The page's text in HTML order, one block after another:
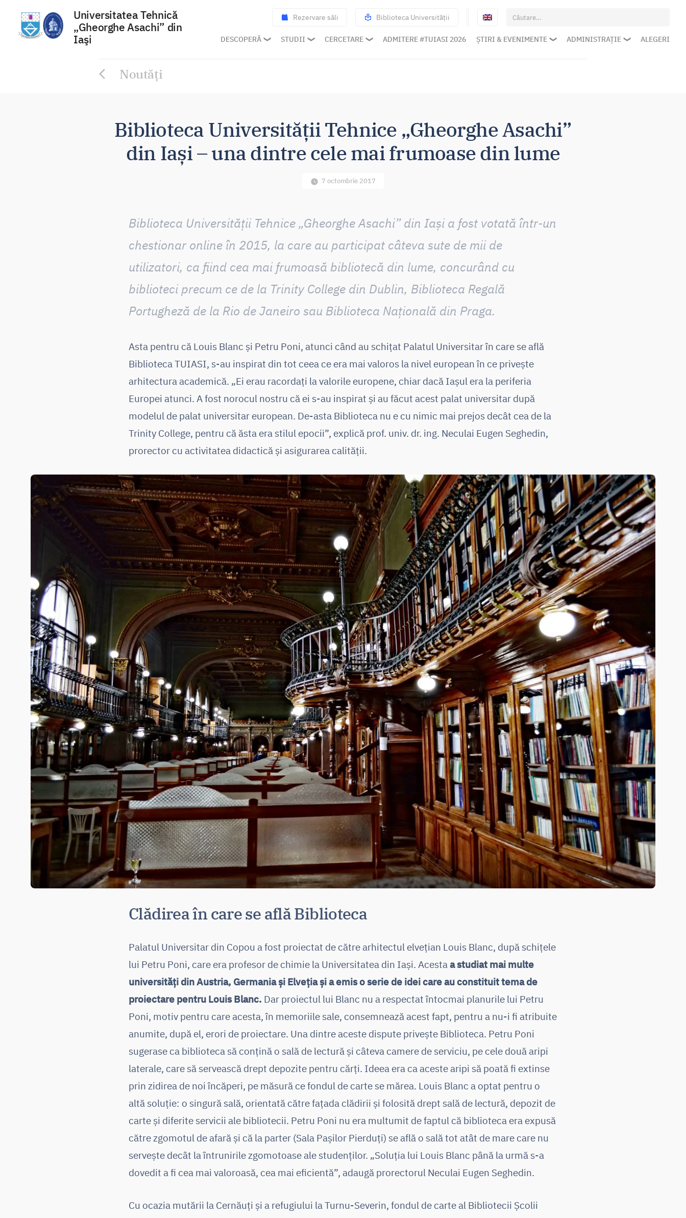
Universitatea Tehnică
„Gheorghe Asachi” din
Iaşi
Rezervare săli Biblioteca Universității
Caută
după:
DESCOPERĂ STUDII CERCETARE ADMITERE #TUIASI 2026 ȘTIRI & EVENIMENTE ADMINISTRAȚIE ALEGERI
Noutăți
Biblioteca Universității Tehnice „Gheorghe Asachi”
din Iași – una dintre cele mai frumoase din lume
7 octombrie 2017
Biblioteca Universității Tehnice „Gheorghe Asachi” din Iași a fost votată într-un
chestionar online în 2015, la care au participat câteva sute de mii de
utilizatori, ca fiind cea mai frumoasă bibliotecă din lume, concurând cu
biblioteci precum ce de la Trinity College din Dublin, Biblioteca Regală
Portugheză de la Rio de Janeiro sau Biblioteca Naţională din Praga.
Asta pentru că Louis Blanc și Petru Poni, atunci când au schițat Palatul Universitar în care se află
Biblioteca TUIASI, s-au inspirat din tot ceea ce era mai valoros la nivel european în ce privește
arhitectura academică. „Ei erau racordați la valorile europene, chiar dacă Iașul era la periferia
Europei atunci. A fost norocul nostru că ei s-au inspirat și au făcut acest palat universitar după
modelul de palat universitar european. De-asta Biblioteca nu e cu nimic mai prejos decât cea de la
Trinity College, pentru că ăsta era stilul epocii”, explică prof. univ. dr. ing. Neculai Eugen Seghedin,
prorector cu activitatea didactică și asigurarea calității.
Clădirea în care se află Biblioteca
Palatul Universitar din Copou a fost proiectat de către arhitectul elvețian Louis Blanc, după schițele
lui Petru Poni, care era profesor de chimie la Universitatea din Iași. Acesta a studiat mai multe
universități din Austria, Germania și Elveția și a emis o serie de idei care au constituit tema de
proiectare pentru Louis Blanc. Dar proiectul lui Blanc nu a respectat întocmai planurile lui Petru
Poni, motiv pentru care acesta, în memoriile sale, consemnează acest fapt, pentru a nu-i fi atribuite
anumite, după el, erori de proiectare. Una dintre aceste dispute privește Biblioteca. Petru Poni
sugerase ca biblioteca să conțină o sală de lectură și câteva camere de serviciu, pe cele două aripi
laterale, care să servească drept depozite pentru cărți. Ideea era ca aceste aripi să poată fi extinse
prin zidirea de noi încăperi, pe măsură ce fondul de carte se mărea. Louis Blanc a optat pentru o
altă soluție: o singură sală, orientată către fațada clădirii și folosită drept sală de lectură, depozit de
carte și diferite servicii ale bibliotecii. Petru Poni nu era multumit de faptul că biblioteca era expusă
către zgomotul de afară și că la parter (Sala Pașilor Pierduți) se află o sală tot atât de mare care nu
servește decât la întrunirile zgomotoase ale studenților. „Soluția lui Louis Blanc până la urmă s-a
dovedit a fi cea mai valoroasă, cea mai eficientă”, adaugă prorectorul Neculai Eugen Seghedin.
Cu ocazia mutării la Cernăuți și a refugiului la Turnu-Severin, fondul de carte al Bibliotecii Școlii